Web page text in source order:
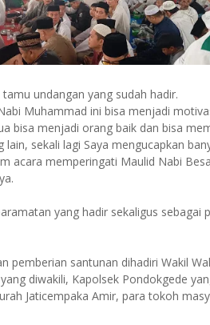
undangan yang sudah hadir.
Muhammad ini bisa menjadi
bisa menjadi orang baik dan bisa
sekali lagi Saya mengucapkan
acara memperingati Maulid Nabi
yang hadir sekaligus sebagai
pemberian santunan dihadiri Wakil
diwakili, Kapolsek Pondokgede
Jaticempaka Amir, para tokoh